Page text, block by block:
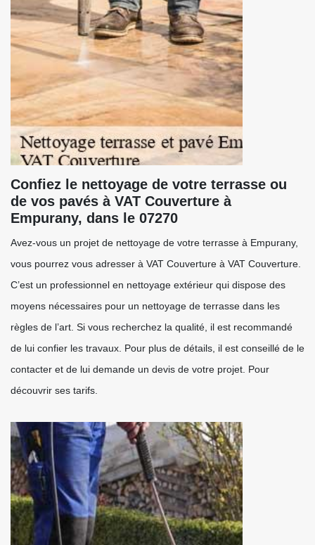
Confiez le nettoyage de votre terrasse ou
de vos pavés à VAT Couverture à
Empurany, dans le 07270
Avez-vous un projet de nettoyage de votre terrasse à Empurany,
vous pourrez vous adresser à VAT Couverture à VAT Couverture.
C’est un professionnel en nettoyage extérieur qui dispose des
moyens nécessaires pour un nettoyage de terrasse dans les
règles de l’art. Si vous recherchez la qualité, il est recommandé
de lui confier les travaux. Pour plus de détails, il est conseillé de le
contacter et de lui demande un devis de votre projet. Pour
découvrir ses tarifs.